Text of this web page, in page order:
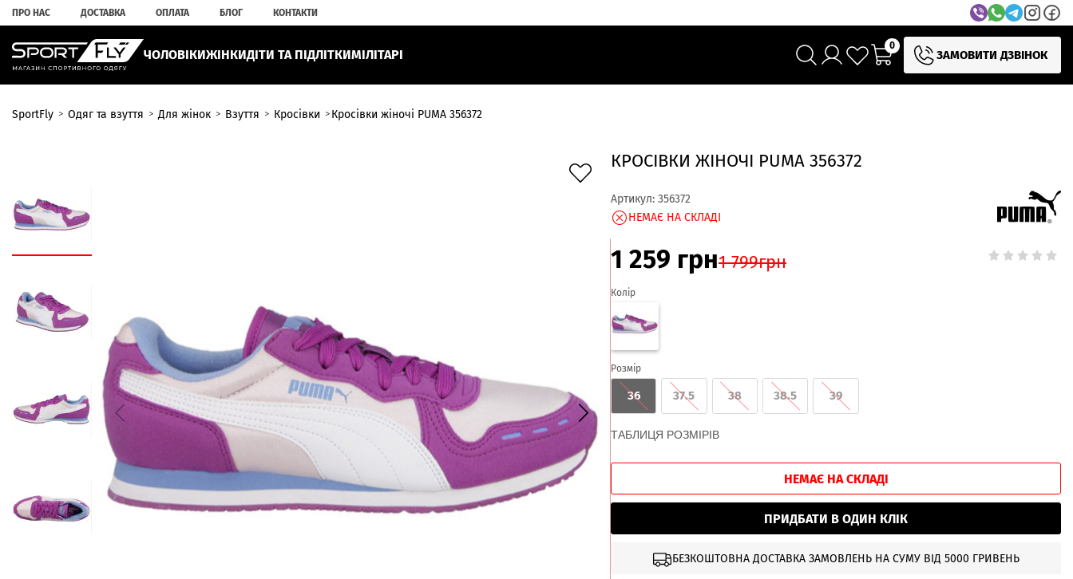
ПРО НАС ДОСТАВКА ОПЛАТА БЛОГ КОНТАКТИ
ЧОЛОВІКИЖІНКИДІТИ ТА ПІДЛІТКИМІЛІТАРІ
0
ЗАМОВИТИ ДЗВІНОК
SportFly Одяг та взуття Для жінок Взуття Кросівки Кросівки жіночі PUMA 356372
КРОСІВКИ ЖІНОЧІ PUMA 356372
Артикул: 356372
НЕМАЄ НА СКЛАДІ
1 259 грн1 799грн
Колір
Розмір
36 37.5 38 38.5 39
ТАБЛИЦЯ РОЗМІРІВ
НЕМАЄ НА СКЛАДІ
ПРИДБАТИ В ОДИН КЛІК
БЕЗКОШТОВНА ДОСТАВКА ЗАМОВЛЕНЬ НА СУМУ ВІД 5000 ГРИВЕНЬ